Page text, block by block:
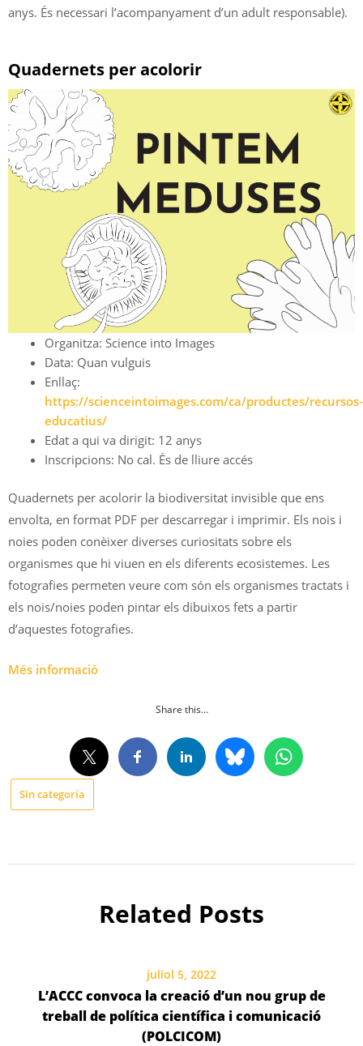
anys. És necessari l’acompanyament d’un adult responsable).
Quadernets per acolorir
Organitza: Science into Images
Data: Quan vulguis
Enllaç:
https://scienceintoimages.com/ca/productes/recursos-
educatius/
Edat a qui va dirigit: 12 anys
Inscripcions: No cal. És de lliure accés
Quadernets per acolorir la biodiversitat invisible que ens
envolta, en format PDF per descarregar i imprimir. Els nois i
noies poden conèixer diverses curiositats sobre els
organismes que hi viuen en els diferents ecosistemes. Les
fotografies permeten veure com són els organismes tractats i
els nois/noies poden pintar els dibuixos fets a partir
d’aquestes fotografies.
Més informació
Share this…
Sin categoría
Related Posts
juliol 5, 2022
L’ACCC convoca la creació d’un nou grup de
treball de política científica i comunicació
(POLCICOM)